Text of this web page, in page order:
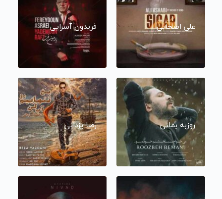
علی اصحابی فریدون آسرایی
روزبه بمانی رضا یزدانی